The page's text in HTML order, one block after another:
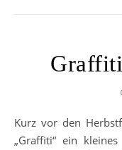
Kurz vor den Herbstferien wurde in der Unterrichtsreihe
„Graffiti“ ein